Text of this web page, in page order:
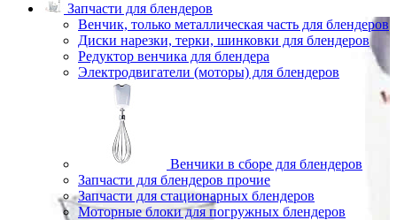
Запчасти для блендеров
Венчик, только металлическая часть для блендеров
Диски нарезки, терки, шинковки для блендеров
Редуктор венчика для блендера
Электродвигатели (моторы) для блендеров
Венчики в сборе для блендеров
Запчасти для блендеров прочие
Запчасти для стационарных блендеров
Моторные блоки для погружных блендеров